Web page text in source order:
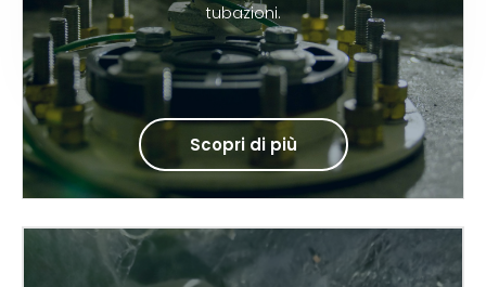
tubazioni.
Scopri di più